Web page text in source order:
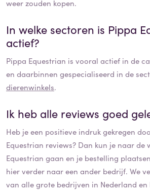
weer zouden kopen.
In welke sectoren is Pippa
actief?
Pippa Equestrian is vooral actief in de
en daarbinnen gespecialiseerd in de
dierenwinkels.
Ik heb alle reviews goed
Heb je een positieve indruk gekregen
Equestrian reviews? Dan kun je naar de
Equestrian gaan en je bestelling
hier verder naar een ander bedrijf. We
van alle grote bedrijven in Nederland en